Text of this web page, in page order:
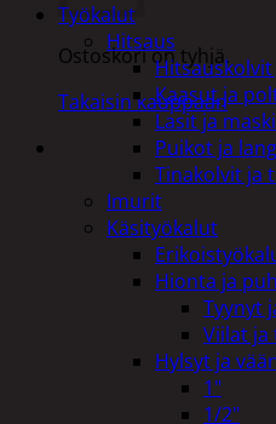
Ostoskori on tyhjä.
Takaisin kauppaan
Työkalut
Hitsaus
Kaasut ja
Lasit ja
Puikot ja
Tinakolvit ja
Imurit
Käsityökalut
Hionta ja
Tyynyt
Viilat
Hylsyt ja
1"
1/2"